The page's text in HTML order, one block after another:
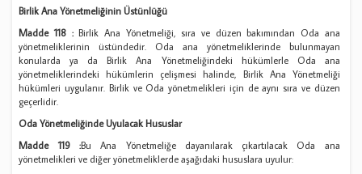
Birlik Ana Yönetmeliğinin Üstünlüğü
Madde 118 :Birlik Ana Yönetmeliği, sıra ve düzen bakımından Oda ana
yönetmeliklerinin üstündedir. Oda ana yönetmeliklerinde bulunmayan
konularda ya da Birlik Ana Yönetmeliğindeki hükümlerle Oda ana
yönetmeliklerindeki hükümlerin çelişmesi halinde, Birlik Ana Yönetmeliği
hükümleri uygulanır. Birlik ve Oda yönetmelikleri için de aynı sıra ve düzen
geçerlidir.
Oda Yönetmeliğinde Uyulacak Hususlar
Madde 119 :Bu Ana Yönetmeliğe dayanılarak çıkartılacak Oda ana
yönetmelikleri ve diğer yönetmeliklerde aşağıdaki hususlara uyulur: